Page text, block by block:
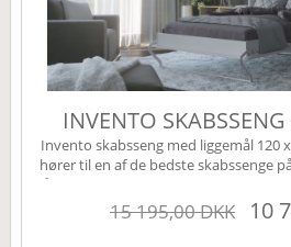
INVENTO
Invento skabsseng med liggemål 120
hører til en af de bedste skabssenge
på den perfekte Murphy bed. Sengen
højskabe, disse kan tilkøbes under
højre). Sengen har mange smarte
15 195,00 DKK 10